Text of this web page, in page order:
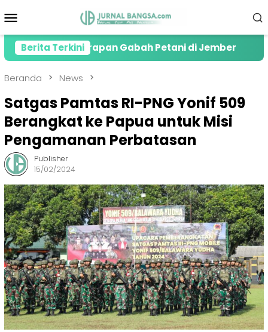
ke
Mobile
Berita Terkini
Serapan Gabah Petani di Jember
Beranda News
Satgas Pamtas RI-PNG Yonif 509
Berangkat ke Papua untuk Misi
Pengamanan Perbatasan
Publisher
15/02/2024